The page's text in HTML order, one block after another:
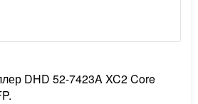
DHD 52-7423A XC2 Core